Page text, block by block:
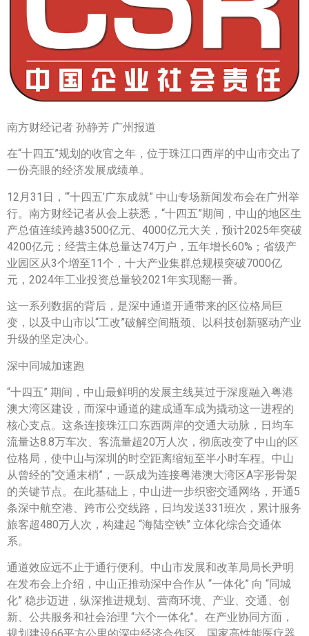
南方财经记者 孙静芳 广州报道
在“十四五”规划的收官之年，位于珠江口西岸的中山市交出了
一份亮眼的经济发展成绩单。
12月31日，“‘十四五’广东成就” 中山专场新闻发布会在广州举
行。南方财经记者从会上获悉，“十四五”期间，中山的地区生
产总值连续跨越3500亿元、4000亿元大关，预计2025年突破
4200亿元；经营主体总量达74万户，五年增长60%；省级产
业园区从3个增至11个，十大产业集群总规模突破7000亿
元，2024年工业投资总量较2021年实现翻一番。
这一系列数据的背后，是深中通道开通带来的区位格局巨
变，以及中山市以“工改”破解空间瓶颈、以科技创新驱动产业
升级的坚定决心。
深中同城加速跑
“十四五” 期间，中山最鲜明的发展主线莫过于深度融入粤港
澳大湾区建设，而深中通道的建成通车成为撬动这一进程的
核心支点。这条连接珠江口东西两岸的交通大动脉，日均车
流量达8.8万车次、客流量超20万人次，彻底改变了中山的区
位格局，使中山与深圳的时空距离缩短至半小时车程。中山
从曾经的“交通末梢”，一跃成为连接粤港澳大湾区A字形骨架
的关键节点。在此基础上，中山进一步织密交通网络，开通5
条深中航空港、跨市公交线路，日均发送331班次，累计服务
旅客超480万人次，构建起 “海陆空铁” 立体化综合交通体
系。
通道效应远不止于通行便利。中山市发展和改革局局长尹明
在发布会上介绍，中山正推动深中合作从 “一体化” 向 “同城
化” 稳步迈进，纵深推进规划、营商环境、产业、交通、创
新、公共服务和社会治理 “六个一体化”。在产业协同方面，